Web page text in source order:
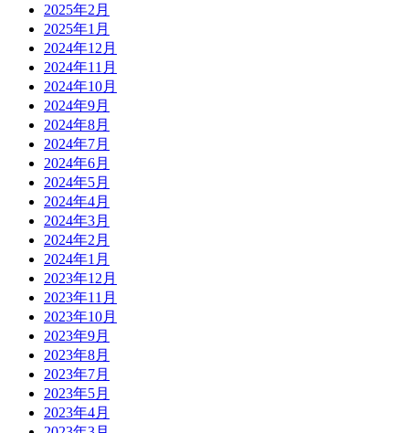
2025年2月
2025年1月
2024年12月
2024年11月
2024年10月
2024年9月
2024年8月
2024年7月
2024年6月
2024年5月
2024年4月
2024年3月
2024年2月
2024年1月
2023年12月
2023年11月
2023年10月
2023年9月
2023年8月
2023年7月
2023年5月
2023年4月